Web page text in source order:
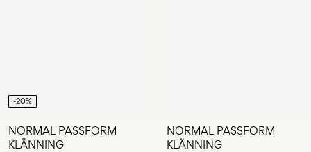
-20%
NORMAL PASSFORM
KLÄNNING
NORMAL PASSFORM
KLÄNNING